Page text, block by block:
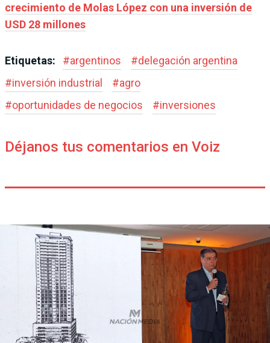
crecimiento de Molas López con una inversión de
USD 28 millones
Etiquetas: #argentinos #delegación argentina
#inversión industrial #agro
#oportunidades de negocios #inversiones
Déjanos tus comentarios en Voiz